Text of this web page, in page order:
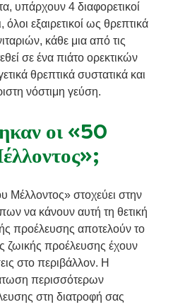
υπάρχουν 4 διαφορετικοί
εξαιρετικοί ως θρεπτικά
κάθε μια από τις
σε ένα πιάτο ορεκτικών
θρεπτικά συστατικά και
νόστιμη γεύση.
οι «50
Μέλλοντος» στοχεύει στην
να κάνουν αυτή τη θετική
προέλευσης αποτελούν το
ζωικής προέλευσης έχουν
στο περιβάλλον. Η
περισσότερων
στη διατροφή σας